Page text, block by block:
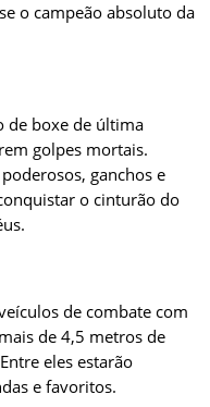
o campeão absoluto da
de boxe de última
golpes mortais.
ganchos e
o cinturão do
de combate com
de 4,5 metros de
eles estarão
e favoritos.